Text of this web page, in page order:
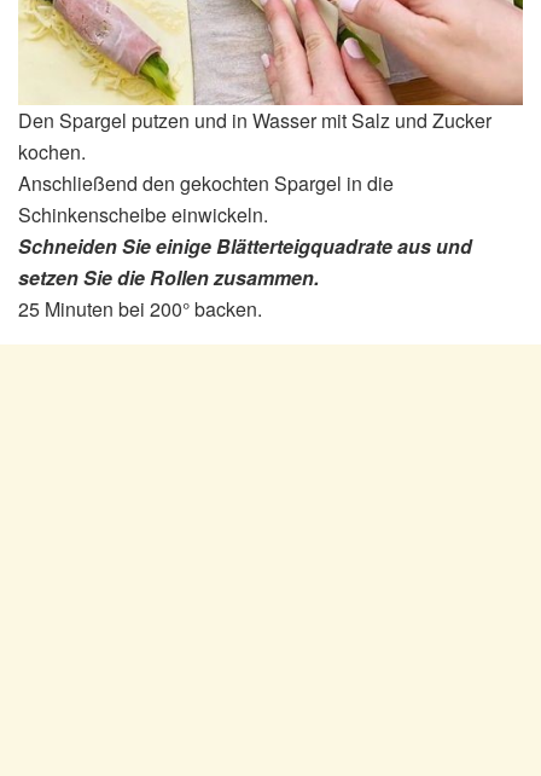
Den Spargel putzen und in Wasser mit Salz und Zucker
kochen.
Anschließend den gekochten Spargel in die
Schinkenscheibe einwickeln.
Schneiden Sie einige Blätterteigquadrate aus und
setzen Sie die Rollen zusammen.
25 Minuten bei 200° backen.